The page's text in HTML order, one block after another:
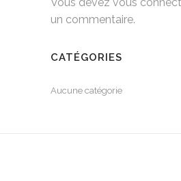
un commentaire.
CATÉGORIES
Aucune catégorie